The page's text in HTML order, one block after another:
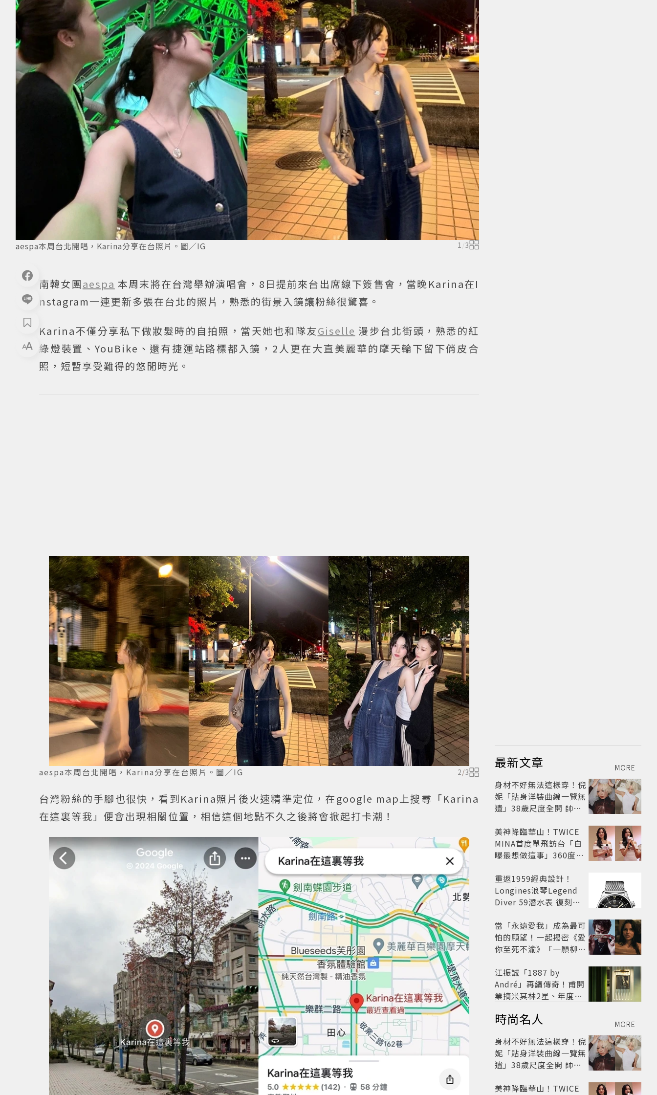
aespa本周台北開唱，Karina分享在台照片。圖／IG 1/3
南韓女團aespa 本周末將在台灣舉辦演唱會，8日提前來台出席線下簽售會，當晚Karina在I
nstagram一連更新多張在台北的照片，熟悉的街景入鏡讓粉絲很驚喜。
Karina不僅分享私下做妝髮時的自拍照，當天她也和隊友Giselle 漫步台北街頭，熟悉的紅
綠燈裝置、YouBike、還有捷運站路標都入鏡，2人更在大直美麗華的摩天輪下留下俏皮合
照，短暫享受難得的悠閒時光。
aespa本周台北開唱，Karina分享在台照片。圖／IG 2/3
台灣粉絲的手腳也很快，看到Karina照片後火速精準定位，在google map上搜尋「Karina
在這裏等我」便會出現相關位置，相信這個地點不久之後將會掀起打卡潮！
最新文章 MORE
身材不好無法這樣穿！倪
妮「貼身洋裝曲線一覽無
遺」38歲尺度全開 帥氣
美神降臨華山！TWICE
MINA首度單飛訪台「自
曝最想做這事」360度0
開
重返1959經典設計！
Longines浪琴Legend
Diver 59潛水表 復刻懷
當「永遠愛我」成為最可
怕的願望！一起揭密《愛
你至死不渝》「一願柳」
路
江振誠「1887 by
André」再續傳奇！甫開
業摘米其林2星、年度開
時尚名人 MORE
身材不好無法這樣穿！倪
妮「貼身洋裝曲線一覽無
遺」38歲尺度全開 帥氣
美神降臨華山！TWICE